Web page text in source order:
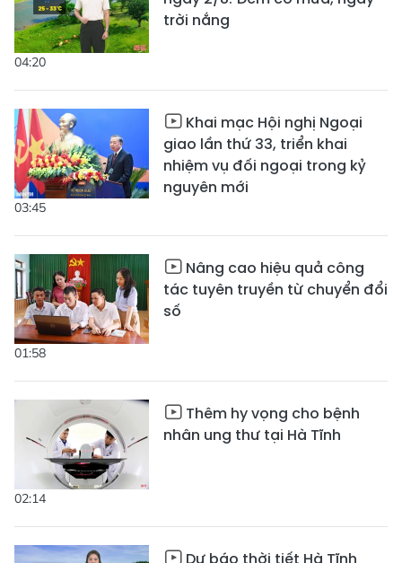
04:20
trời nắng
03:45
Khai mạc Hội nghị Ngoại
giao lần thứ 33, triển khai
nhiệm vụ đối ngoại trong kỷ
nguyên mới
01:58
Nâng cao hiệu quả công
tác tuyên truyền từ chuyển đổi
số
02:14
Thêm hy vọng cho bệnh
nhân ung thư tại Hà Tĩnh
Dự báo thời tiết Hà Tĩnh